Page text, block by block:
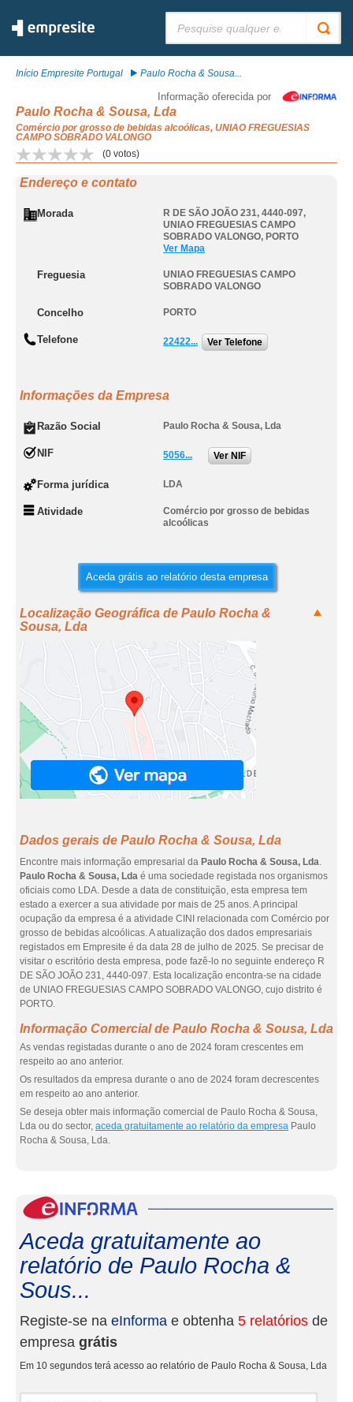
Início Empresite Portugal Paulo Rocha & Sousa...
Informação oferecida por
Paulo Rocha & Sousa, Lda
Comércio por grosso de bebidas alcoólicas, UNIAO FREGUESIAS
CAMPO SOBRADO VALONGO
(0 votos)
Endereço e contato
Morada R DE SÃO JOÃO 231, 4440-097,
UNIAO FREGUESIAS CAMPO
SOBRADO VALONGO, PORTO
Ver Mapa
Freguesia
UNIAO FREGUESIAS CAMPO
SOBRADO VALONGO
Concelho PORTO
Telefone 22422... Ver Telefone
Informações da Empresa
Razão Social Paulo Rocha & Sousa, Lda
NIF 5056... Ver NIF
Forma jurídica LDA
Atividade
Comércio por grosso de bebidas
alcoólicas
Aceda grátis ao relatório desta empresa
Localização Geográfica de Paulo Rocha &
Sousa, Lda
Dados gerais de Paulo Rocha & Sousa, Lda
Encontre mais informação empresarial da Paulo Rocha & Sousa, Lda.
Paulo Rocha & Sousa, Lda é uma sociedade registada nos organismos
oficiais como LDA. Desde a data de constituição, esta empresa tem
estado a exercer a sua atividade por mais de 25 anos. A principal
ocupação da empresa é a atividade CINI relacionada com Comércio por
grosso de bebidas alcoólicas. A atualização dos dados empresariais
registados em Empresite é da data 28 de julho de 2025. Se precisar de
visitar o escritório desta empresa, pode fazê-lo no seguinte endereço R
DE SÃO JOÃO 231, 4440-097. Esta localização encontra-se na cidade
de UNIAO FREGUESIAS CAMPO SOBRADO VALONGO, cujo distrito é
PORTO.
Informação Comercial de Paulo Rocha & Sousa, Lda
As vendas registadas durante o ano de 2024 foram crescentes em
respeito ao ano anterior.
Os resultados da empresa durante o ano de 2024 foram decrescentes
em respeito ao ano anterior.
Se deseja obter mais informação comercial de Paulo Rocha & Sousa,
Lda ou do sector, aceda gratuitamente ao relatório da empresa Paulo
Rocha & Sousa, Lda.
Aceda gratuitamente ao
relatório de Paulo Rocha &
Sous...
Registe-se na eInforma e obtenha 5 relatórios de
empresa grátis
Em 10 segundos terá acesso ao relatório de Paulo Rocha & Sousa, Lda